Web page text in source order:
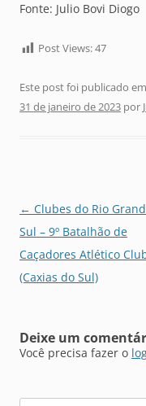
Fonte: Julio Bovi Diogo
Post Views:47
Este post foi publicado em
31 de janeiro de 2023 por
Navegação
de
posts
← Clubes do Rio
Sul – 9º Batalhão de
Caçadores Atlético
(Caxias do Sul)
Deixe um
Você precisa fazer o